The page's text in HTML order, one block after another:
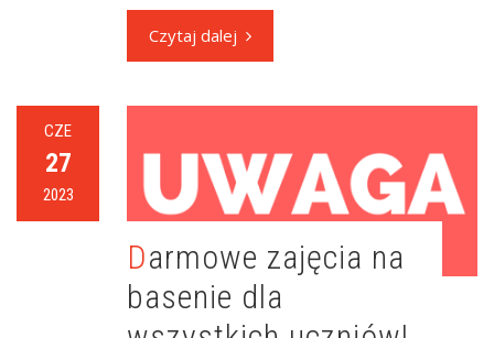
Czytaj dalej
CZE
27
2023
Darmowe zajęcia na
basenie dla